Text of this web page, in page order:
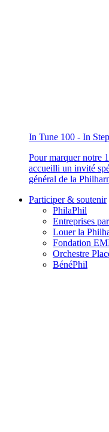
In Tune 100 - In
Pour marquer notre
accueilli un invité
général de la
Participer & soutenir
PhilaPhil
Entreprises
Louer la
Fondation
Orchestre
BénéPhil